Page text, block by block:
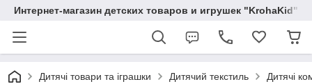
Интернет-магазин детских товаров и игрушек "KrohaKid"
Дитячі товари та іграшки Дитячий текстиль Дитячі